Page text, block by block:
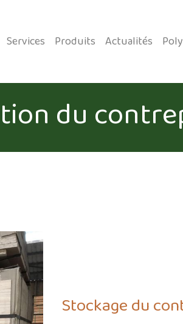
Services Produits Actualités
du
Stockage du